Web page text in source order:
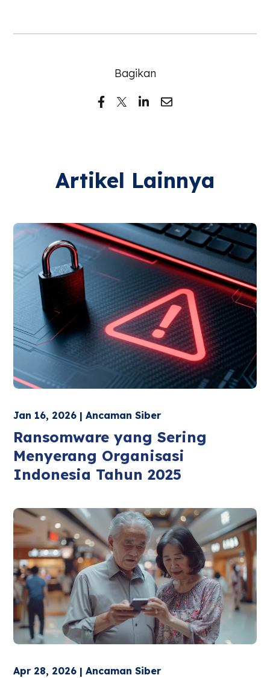
Bagikan
Artikel Lainnya
Jan 16, 2026 | Ancaman Siber
Ransomware yang Sering
Menyerang Organisasi
Indonesia Tahun 2025
Apr 28, 2026 | Ancaman Siber